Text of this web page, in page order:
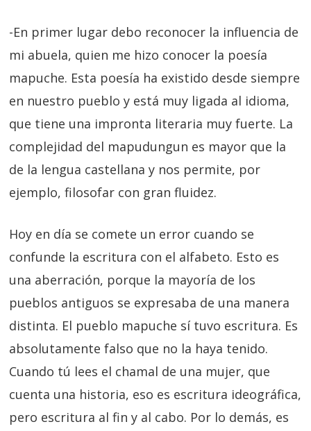
-En primer lugar debo reconocer la influencia de
mi abuela, quien me hizo conocer la poesía
mapuche. Esta poesía ha existido desde siempre
en nuestro pueblo y está muy ligada al idioma,
que tiene una impronta literaria muy fuerte. La
complejidad del mapudungun es mayor que la
de la lengua castellana y nos permite, por
ejemplo, filosofar con gran fluidez.
Hoy en día se comete un error cuando se
confunde la escritura con el alfabeto. Esto es
una aberración, porque la mayoría de los
pueblos antiguos se expresaba de una manera
distinta. El pueblo mapuche sí tuvo escritura. Es
absolutamente falso que no la haya tenido.
Cuando tú lees el chamal de una mujer, que
cuenta una historia, eso es escritura ideográfica,
pero escritura al fin y al cabo. Por lo demás, es